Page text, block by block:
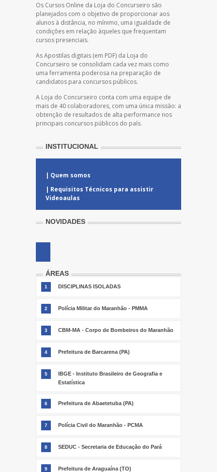
Os Cursos Online da Loja do Concurseiro são
planejados com o objetivo de proporcionar aos
alunos à distância, no mínimo, uma igualdade de
condições em relação àqueles que frequentam
cursos presenciais.
As Apostilas digitais (em PDF) da Loja do
Concurseiro se consolidam cada vez mais como
uma ferramenta poderosa na preparação de
candidatos para concursos públicos.
A Loja do Concurseiro conta com uma equipe de
mais de 40 colaboradores, com uma única missão: a
obtenção de resultados de alta performance nos
principais concursos públicos do país.
INSTITUCIONAL
| Quem somos
| Requisitos Técnicos para assistir
Videoaulas
NOVIDADES
ÁREAS
1 DISCIPLINAS ISOLADAS
2 Polícia Militar do Maranhão - PMMA
3 CBM-MA - Corpo de Bombeiros do Maranhão
4 Prefeitura de Barcarena (PA)
5
IBGE - Instituto Brasileiro de Geografia e
Estatística
6 Prefeitura de Abaetetuba (PA)
7 Polícia Civil do Maranhão - PCMA
8 SEDUC - Secretaria de Educação do Pará
9 Prefeitura de Araguaína (TO)